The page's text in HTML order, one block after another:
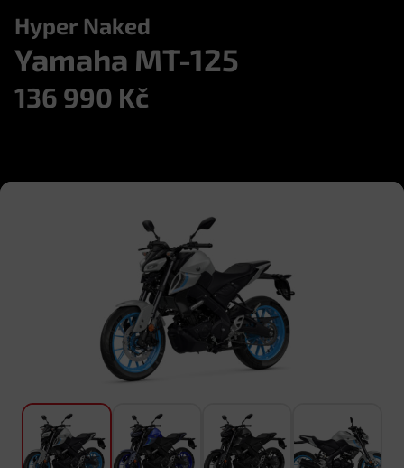
Hyper Naked
Yamaha MT-125
136 990 Kč